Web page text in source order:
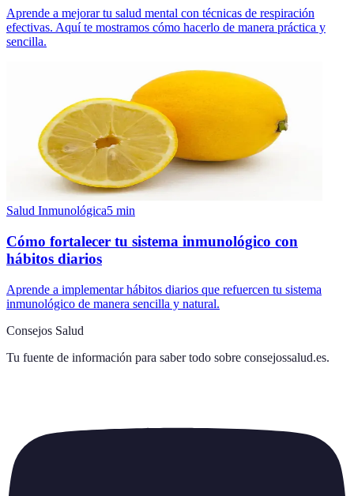
Aprende a mejorar tu salud mental con técnicas de respiración
efectivas. Aquí te mostramos cómo hacerlo de manera práctica y
sencilla.
Salud Inmunológica5 min
Cómo fortalecer tu sistema inmunológico con
hábitos diarios
Aprende a implementar hábitos diarios que refuercen tu sistema
inmunológico de manera sencilla y natural.
Consejos Salud
Tu fuente de información para saber todo sobre consejossalud.es.